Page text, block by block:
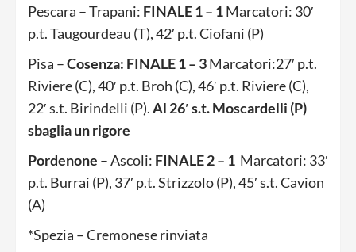
Pescara – Trapani: FINALE 1 – 1Marcatori: 30′
p.t. Taugourdeau (T), 42′ p.t. Ciofani (P)
Pisa –Cosenza: FINALE 1 – 3Marcatori:27′ p.t.
Riviere (C), 40′ p.t. Broh (C), 46′ p.t. Riviere (C),
22′ s.t. Birindelli (P).Al 26′ s.t. Moscardelli (P)
sbaglia un rigore
Pordenone – Ascoli: FINALE 2 – 1 Marcatori: 33′
p.t. Burrai (P), 37′ p.t. Strizzolo (P), 45′ s.t. Cavion
(A)
*Spezia – Cremonese rinviata